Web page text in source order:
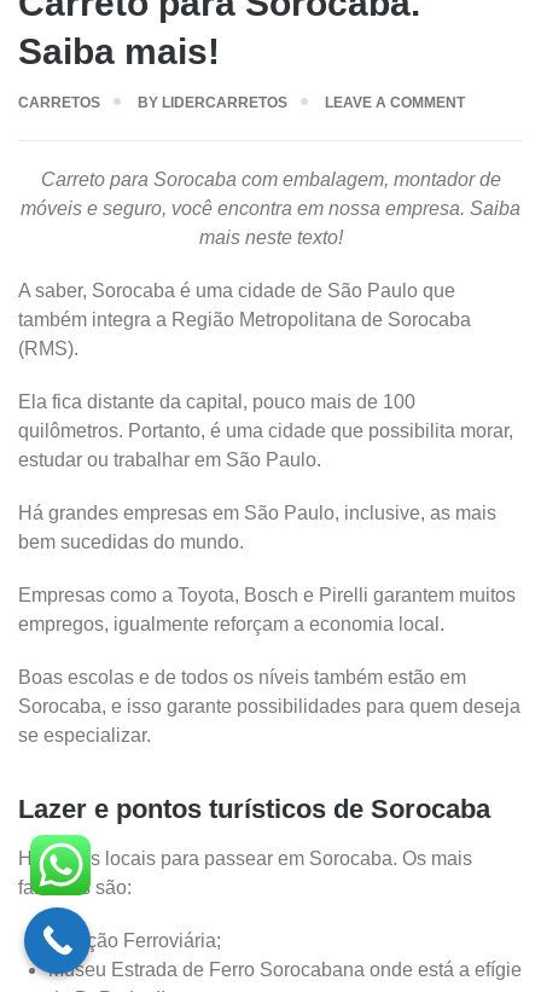
Saiba mais!
CARRETOS BY LIDERCARRETOS LEAVE A COMMENT
Carreto para Sorocaba com embalagem, montador de
móveis e seguro, você encontra em nossa empresa. Saiba
mais neste texto!
A saber, Sorocaba é uma cidade de São Paulo que
também integra a Região Metropolitana de Sorocaba
(RMS).
Ela fica distante da capital, pouco mais de 100
quilômetros. Portanto, é uma cidade que possibilita morar,
estudar ou trabalhar em São Paulo.
Há grandes empresas em São Paulo, inclusive, as mais
bem sucedidas do mundo.
Empresas como a Toyota, Bosch e Pirelli garantem muitos
empregos, igualmente reforçam a economia local.
Boas escolas e de todos os níveis também estão em
Sorocaba, e isso garante possibilidades para quem deseja
se especializar.
Lazer e pontos turísticos de Sorocaba
Há vários locais para passear em Sorocaba. Os mais
famosos são:
Estação Ferroviária;
Museu Estrada de Ferro Sorocabana onde está a efígie